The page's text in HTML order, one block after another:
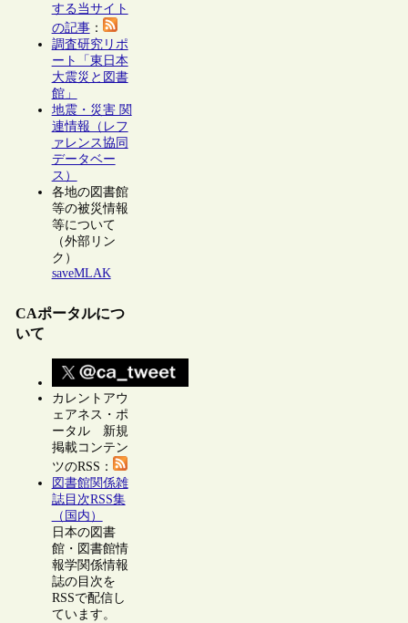
する当サイト
の記事：
調査研究リポ
ート「東日本
大震災と図書
館」
地震・災害 関
連情報（レフ
ァレンス協同
データベー
ス）
各地の図書館
等の被災情報
等について
（外部リン
ク）
saveMLAK
CAポータルにつ
いて
カレントアウ
ェアネス・ポ
ータル 新規
掲載コンテン
ツのRSS：
図書館関係雑
誌目次RSS集
（国内）
日本の図書
館・図書館情
報学関係情報
誌の目次を
RSSで配信し
ています。